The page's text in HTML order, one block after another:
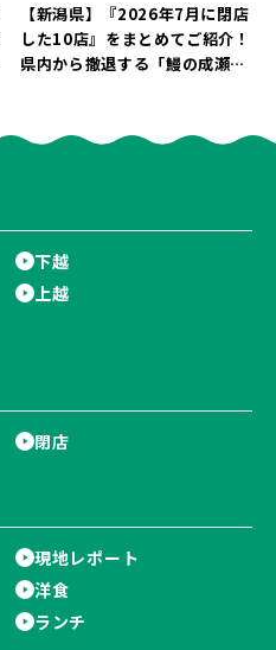
【新潟県】『2026年7月に閉店
した10店』をまとめてご紹介！
県内から撤退する「鰻の成瀬」
下越
上越
閉店
現地レポート
洋食
ランチ